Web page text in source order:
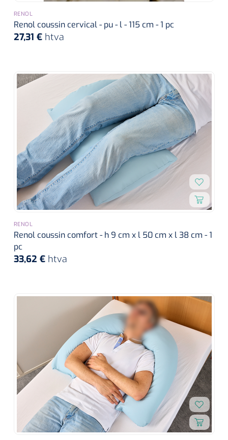
RENOL
Renol coussin cervical - pu - l - 115 cm - 1 pc
27,31 € htva
RENOL
Renol coussin comfort - h 9 cm x l 50 cm x l 38 cm - 1
pc
33,62 € htva